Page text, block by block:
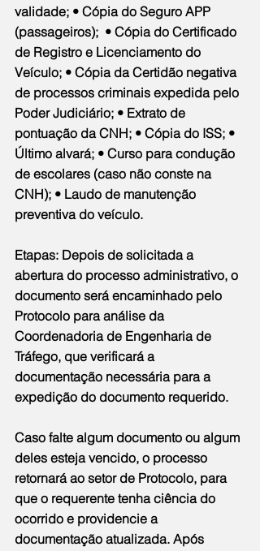
validade; • Cópia do Seguro APP
(passageiros);  • Cópia do Certificado
de Registro e Licenciamento do
Veículo; • Cópia da Certidão negativa
de processos criminais expedida pelo
Poder Judiciário; • Extrato de
pontuação da CNH; • Cópia do ISS; •
Último alvará; • Curso para condução
de escolares (caso não conste na
CNH); • Laudo de manutenção
preventiva do veículo.
Etapas: Depois de solicitada a
abertura do processo administrativo, o
documento será encaminhado pelo
Protocolo para análise da
Coordenadoria de Engenharia de
Tráfego, que verificará a
documentação necessária para a
expedição do documento requerido.
Caso falte algum documento ou algum
deles esteja vencido, o processo
retornará ao setor de Protocolo, para
que o requerente tenha ciência do
ocorrido e providencie a
documentação atualizada. Após